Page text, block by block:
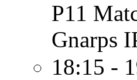
P11
Gnarps
18:15 -